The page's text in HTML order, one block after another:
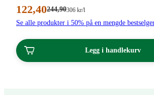
Nåværende
pris:
kroner.
122,40Førpris:
kroner.
244,90Stykkpris:
kroner.
306 kr/l
Se alle produkter i 50% på en mengde
Legg i handlekurv